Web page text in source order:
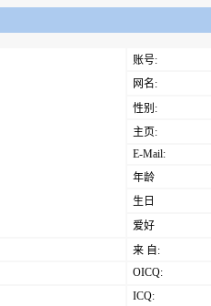
账号:
网名:
性别:
主页:
E-Mail:
年龄
生日
爱好
来 自:
OICQ:
ICQ: